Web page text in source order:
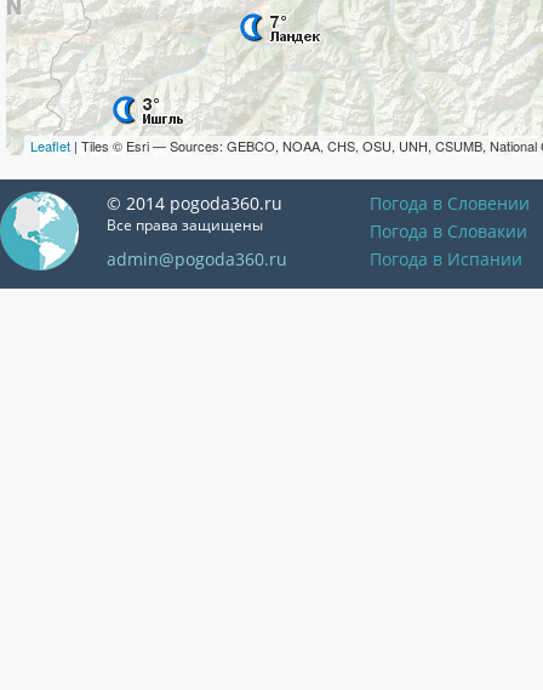
Leaflet | Tiles © Esri — Sources: GEBCO, NOAA, CHS, OSU, UNH, CSUMB, National
© 2014 pogoda360.ru
Все права защищены
admin@pogoda360.ru
Погода в Словении
Погода в Словакии
Погода в Испании